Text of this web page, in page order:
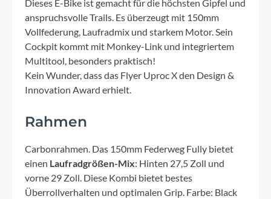
Dieses E-Bike ist gemacht für die höchsten Gipfel und
anspruchsvolle Trails. Es überzeugt mit 150mm
Vollfederung, Laufradmix und starkem Motor. Sein
Cockpit kommt mit Monkey-Link und integriertem
Multitool, besonders praktisch!
Kein Wunder, dass das Flyer Uproc X den Design &
Innovation Award erhielt.
Rahmen
Carbonrahmen. Das 150mm Federweg Fully bietet
einen Laufradgrößen-Mix: Hinten 27,5 Zoll und
vorne 29 Zoll. Diese Kombi bietet bestes
Überrollverhalten und optimalen Grip. Farbe: Black